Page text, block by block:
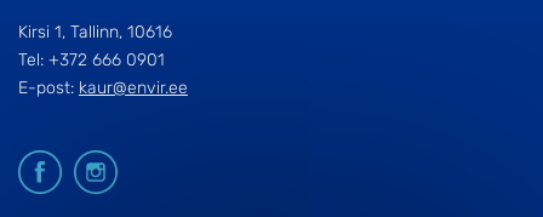
Kirsi 1, Tallinn, 10616
Tel: +372 666 0901
E-post: kaur@envir.ee